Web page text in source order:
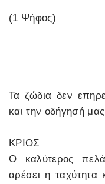
(1 Ψήφος)
Τα ζώδια δεν
και την οδήγησή
ΚΡΙΟΣ
Ο καλύτερος
αρέσει η ταχύτητα